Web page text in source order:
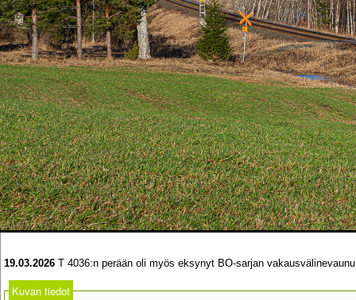
19.03.2026 T 4036:n perään oli myös eksynyt BO-sarjan
Kuvan tiedot